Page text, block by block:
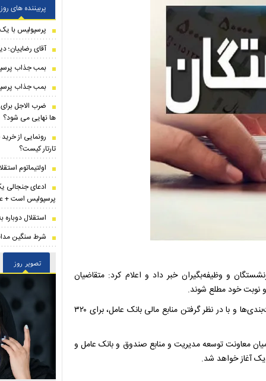
نتایج نهایی وام ۷۵ میلیون تومانی بازنشستگان و وظیفه‌بگیران خبر داد و اعلام کرد: متقاضیان
نوبت خود مطلع شوند.
بر اساس اعلام صندوق بازنشستگی کشوری، نتایج نهایی پس از انجام اولویت‌بندی‌ها و با در نظر گرفتن منابع مالی بانک عامل، برای ۳۲۰
معاونت توسعه مدیریت و منابع صندوق و بانک عامل و
آغاز خواهد شد.
پربیننده های روز
پرسپولیس با
آقای رضاییان؛
بمب جذاب
بمب جذاب
ضرب الاجل
ها نهایی می شود؟
رونمایی از
تارتار کیست؟
اولتیماتوم
ادعای جنجالی
پرسپولیس است
استقلال
شرط سنگین
تصویر روز